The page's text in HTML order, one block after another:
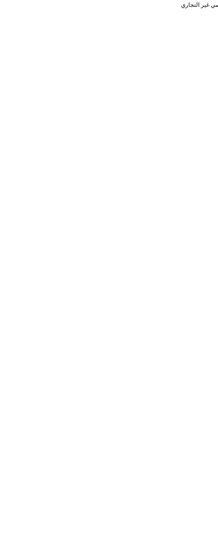
غير التجاري